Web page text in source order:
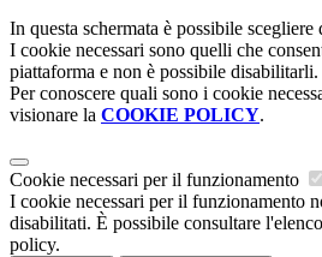
In questa schermata è possibile
I cookie necessari sono quelli che
piattaforma e non è possibile disabilitarli.
Per conoscere quali sono i cookie
visionare la COOKIE POLICY.
Cookie necessari per il funzionamento
I cookie necessari per il funzionamento
disabilitati. È possibile consultare
policy.